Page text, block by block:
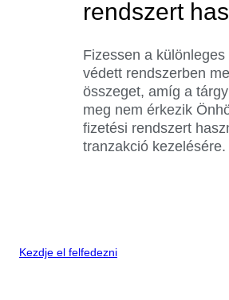
rendszert
Fizessen a
védett rendszerben
összeget, amíg a
meg nem érkezik
fizetési rendszert
tranzakció kezelésére.
Kezdje el felfedezni